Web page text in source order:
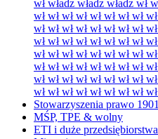
wł władz władz władz wł
wł wł wł wł wł wł wł wł
wł wł wł wł wł wł wł wł
wł wł wł wł wł wł wł wł
wł wł wł wł wł wł wł wł
wł wł wł wł wł wł wł wł
wł wł wł wł wł wł wł wł
wł wł wł wł wł wł wł wł
Stowarzyszenia prawo 1901
MŚP, TPE & wolny
ETI i duże przedsiębiorstwa